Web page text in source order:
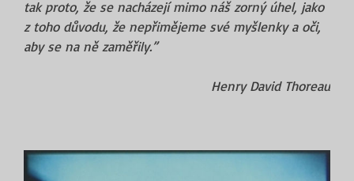
tak proto, že se nacházejí mimo náš zorný úhel, jako
z toho důvodu, že nepřimějeme své myšlenky a oči,
aby se na ně zaměřily.”
Henry David Thoreau
obraz vzniká bez čočky. Camera obscura (dírková